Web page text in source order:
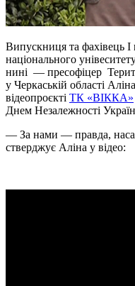
Випускниця та фахівець І
національного
нині — пресофіцер
у Черкаській області
відеопроєкті ТК «ВІККА»
Днем Незалежності
— За нами — правда,
стверджує Аліна у відео: